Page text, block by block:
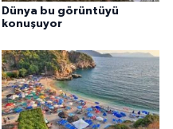
Dünya bu görüntüyü
konuşuyor